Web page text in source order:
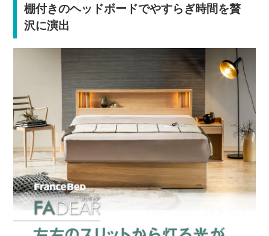
棚付きのヘッドボードでやすらぎ時間を贅
沢に演出